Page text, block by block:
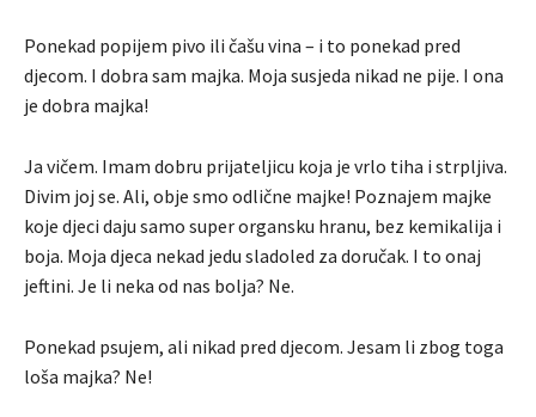
Ponekad popijem pivo ili čašu vina – i to ponekad pred
djecom. I dobra sam majka. Moja susjeda nikad ne pije. I ona
je dobra majka!
Ja vičem. Imam dobru prijateljicu koja je vrlo tiha i strpljiva.
Divim joj se. Ali, obje smo odlične majke! Poznajem majke
koje djeci daju samo super organsku hranu, bez kemikalija i
boja. Moja djeca nekad jedu sladoled za doručak. I to onaj
jeftini. Je li neka od nas bolja? Ne.
Ponekad psujem, ali nikad pred djecom. Jesam li zbog toga
loša majka? Ne!